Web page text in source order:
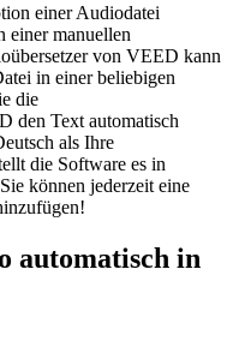
einer Audiodatei
einer manuellen
von VEED kann
in einer beliebigen
die
den Text automatisch
als Ihre
die Software es in
können jederzeit eine
automatisch in